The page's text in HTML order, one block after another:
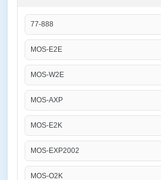
77-888
MOS-E2E
MOS-W2E
MOS-AXP
MOS-E2K
MOS-EXP2002
MOS-O2K